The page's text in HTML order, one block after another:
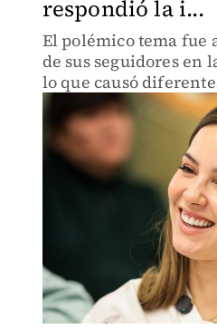
respondió la i...
El polémico tema fue
de sus seguidores en
lo que causó